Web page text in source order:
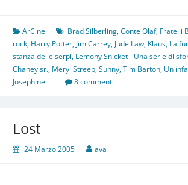
ArCine Brad Silberling,Conte Olaf, Fratelli
rock, Harry Potter, Jim Carrey, Jude Law, Klaus, La
stanza delle serpi, Lemony Snicket - Una serie di
Chaney sr., Meryl Streep,Sunny,Tim Barton, Un
Josephine
8 commenti
Lost
24 Marzo 2005 ava